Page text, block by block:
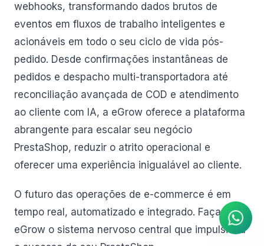
webhooks, transformando dados brutos de
eventos em fluxos de trabalho inteligentes e
acionáveis em todo o seu ciclo de vida pós-
pedido. Desde confirmações instantâneas de
pedidos e despacho multi-transportadora até
reconciliação avançada de COD e atendimento
ao cliente com IA, a eGrow oferece a plataforma
abrangente para escalar seu negócio
PrestaShop, reduzir o atrito operacional e
oferecer uma experiência inigualável ao cliente.
O futuro das operações de e-commerce é em
tempo real, automatizado e integrado. Faça da
eGrow o sistema nervoso central que impulsiona
Agente de IA
WhatsApp